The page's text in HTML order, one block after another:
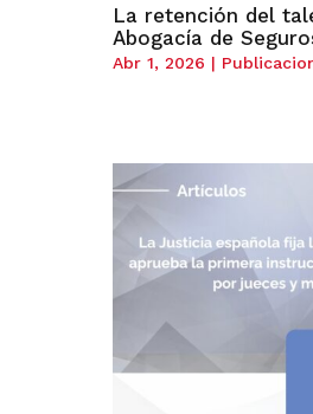
La retención del
Abogacía de
Abr 1, 2026 |